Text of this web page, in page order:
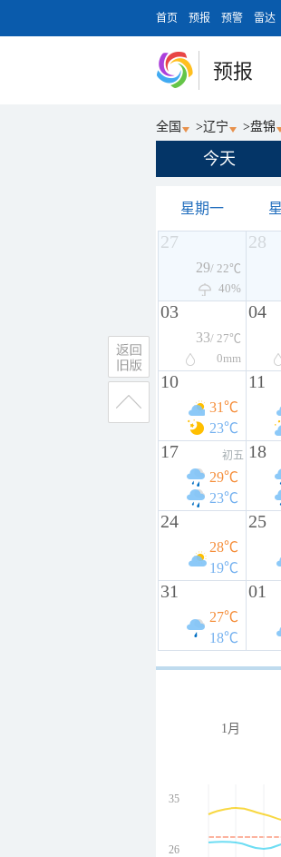
首页 预报 预警 雷达
预报
全国 >辽宁 >盘锦
今天
星期一
27
29/ 22℃
40%
28
03
33/ 27℃
0mm
04
10
31℃
23℃
11
17 初五
29℃
23℃
18
24
28℃
19℃
25
31
27℃
18℃
01
1月
35
26